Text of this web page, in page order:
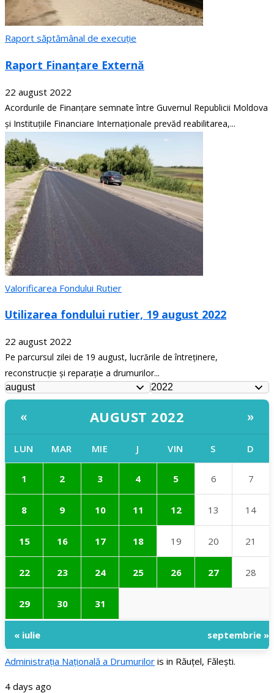
Raport săptămânal de execuție
Raport Finanțare Externă
22 august 2022
Acordurile de Finanțare semnate între Guvernul Republicii Moldova
și Instituțiile Financiare Internaționale prevăd reabilitarea,...
Valorificarea Fondului Rutier
Utilizarea fondului rutier, 19 august 2022
22 august 2022
Pe parcursul zilei de 19 august, lucrările de întreținere,
reconstrucție și reparație a drumurilor...
« AUGUST 2022 »
LUN MAR MIE J VIN S D
1 2 3 4 5 6 7
8 9 10 11 12 13 14
15 16 17 18 19 20 21
22 23 24 25 26 27 28
29 30 31
« iulie septembrie »
Administraţia Națională a Drumurilor is in Răuțel, Fălești.
4 days ago